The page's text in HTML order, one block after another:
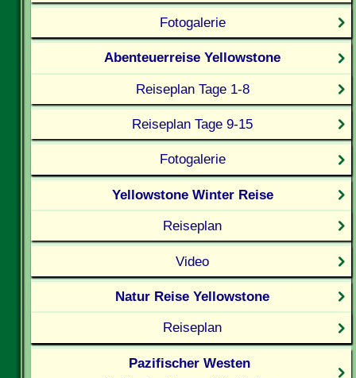
Fotogalerie
Abenteuerreise Yellowstone
Reiseplan Tage 1-8
Reiseplan Tage 9-15
Fotogalerie
Yellowstone Winter Reise
Reiseplan
Video
Natur Reise Yellowstone
Reiseplan
Pazifischer Westen